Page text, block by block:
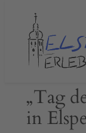
springen
„Tag
in